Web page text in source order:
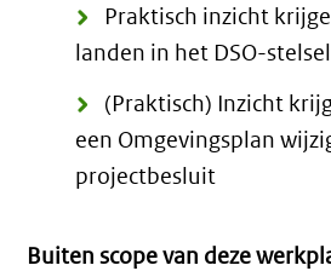
Praktisch inzicht
landen in het DSO-stelsel
(Praktisch) Inzicht
een Omgevingsplan
projectbesluit
Buiten scope van deze